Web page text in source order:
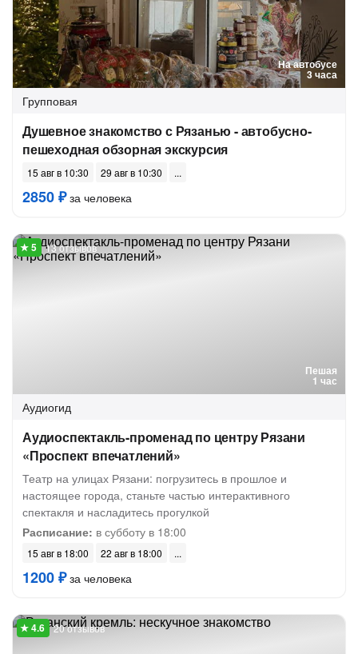
На автобусе
3 часа
Групповая
Душевное знакомство с Рязанью - автобусно-
пешеходная обзорная экскурсия
15 авг в 10:30 29 авг в 10:30
2850 ₽за человека
Пешая
1 час
13 отзывов
Аудиогид
Аудиоспектакль-променад по центру Рязани
«Проспект впечатлений»
Театр на улицах Рязани: погрузитесь в прошлое и
настоящее города, станьте частью интерактивного
спектакля и насладитесь прогулкой
Расписание: в субботу в 18:00
15 авг в 18:00 22 авг в 18:00
1200 ₽за человека
20 отзывов